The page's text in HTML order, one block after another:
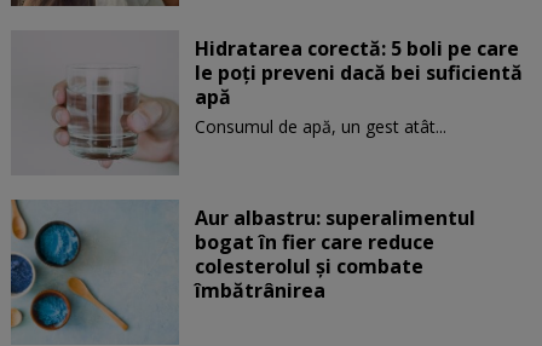
Hidratarea corectă: 5 boli pe care
le poți preveni dacă bei suficientă
apă
Consumul de apă, un gest atât...
Aur albastru: superalimentul
bogat în fier care reduce
colesterolul și combate
îmbătrânirea